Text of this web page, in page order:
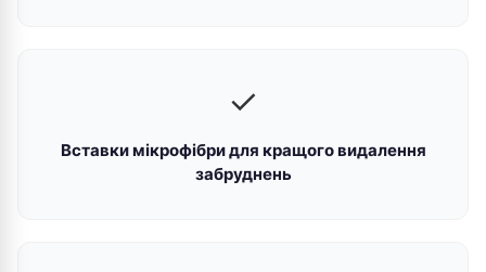
✓
Вставки мікрофібри для кращого видалення
забруднень